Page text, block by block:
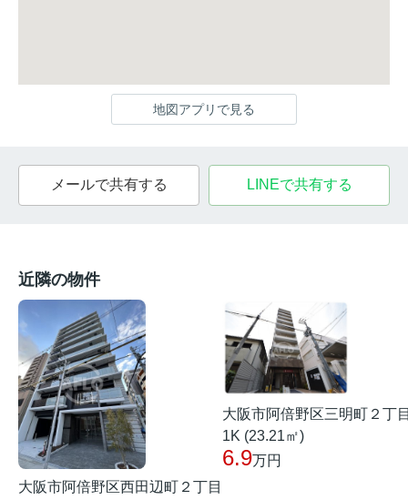
地図アプリで見る
メールで共有する LINEで共有する
近隣の物件
大阪市阿倍野区西田辺町２丁目
大阪市阿倍野区三明町２丁
1K (23.21㎡)
6.9万円